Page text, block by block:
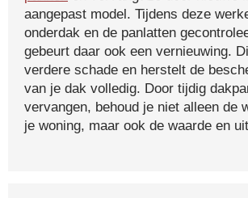
aangepast model. Tijdens deze
onderdak en de panlatten
gebeurt daar ook een vernieuwing.
verdere schade en herstelt de
van je dak volledig. Door tijdig
vervangen, behoud je niet alleen de
je woning, maar ook de waarde en